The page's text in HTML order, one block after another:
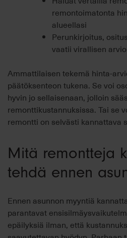
remontoimatonta
alueellasi
Perunkirjoitus,
vaatii virallisen
Ammattilaisen tekemä hinta-
päätöksenteon tukena. Se voi
hyvin jo sellaisenaan, jolloin
remonttikustannuksissa. Tai se
remontti on selvästi kannattava
Mitä remontteja
tehdä ennen
Ennen asunnon myyntiä
parantavat
epäilyksiä ilman, että